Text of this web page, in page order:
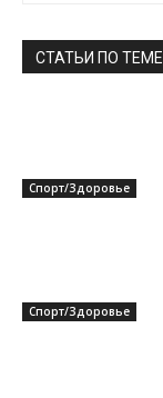
СТАТЬИ ПО ТЕМЕ
Спорт/Здоровье
Спорт/Здоровье